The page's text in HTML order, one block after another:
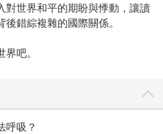
對世界和平的期盼與悸動，讓讀
錯綜複雜的國際關係。
吧。
呼吸？